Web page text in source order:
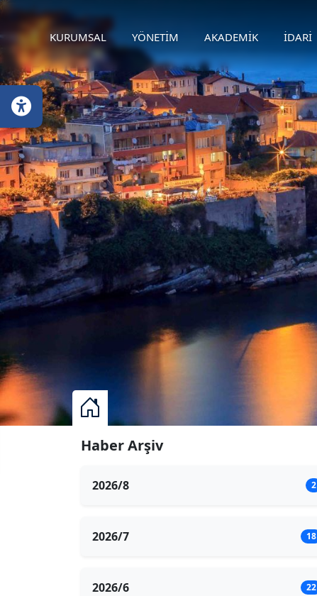
KURUMSAL YÖNETİM AKADEMİK İDARİ
Haber Arşiv
2026/8 2
2026/7 18
2026/6 22